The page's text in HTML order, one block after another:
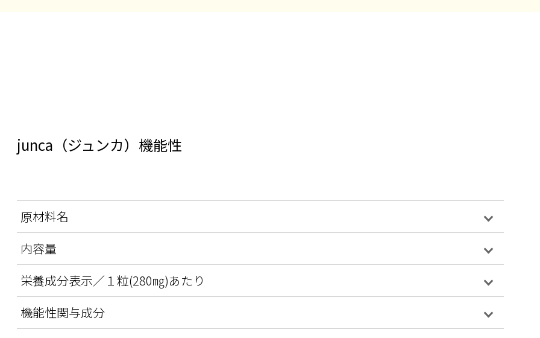
junca（ジュンカ）機能性
原材料名
内容量
栄養成分表示／１粒(280㎎)あたり
機能性関与成分